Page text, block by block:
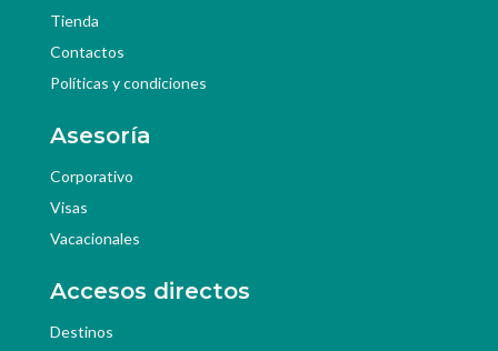
Tienda
Contactos
Políticas y condiciones
Asesoría
Corporativo
Visas
Vacacionales
Accesos directos
Destinos